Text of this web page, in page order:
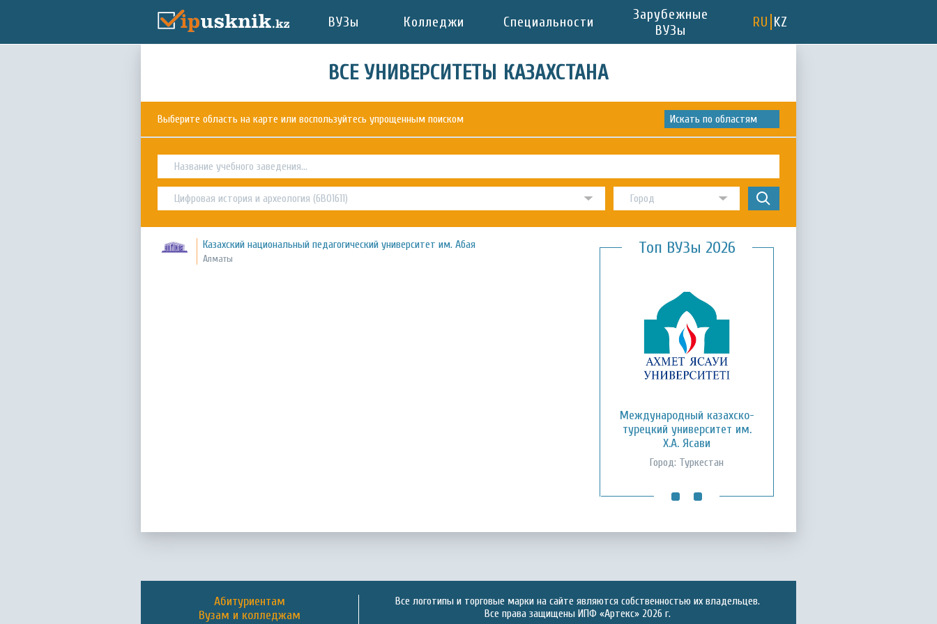
ВУЗы Колледжи Специальности
Зарубежные
ВУЗы
RU KZ
ВСЕ УНИВЕРСИТЕТЫ КАЗАХСТАНА
Выберите область на карте или воспользуйтесь упрощенным поиском Искать по областям
Казахский национальный педагогический университет им. Абая
Алматы
Топ ВУЗы 2026
Международный казахско-
турецкий университет им.
Х.А. Ясави
Город: Туркестан
Кызылординский открытый
университет
Город: Кызылорда
Абитуриентам
Вузам и колледжам
Все логотипы и торговые марки на сайте являются собственностью их владельцев.
Все права защищены ИПФ «Артекс» 2026 г.